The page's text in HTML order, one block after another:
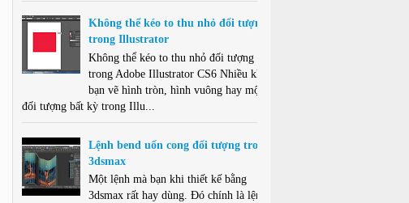
Không thể kéo to thu nhỏ đối tượng
trong Illustrator
Không thể kéo to thu nhỏ đối tượng
trong Adobe Illustrator CS6 Nhiều khi
bạn vẽ hình tròn, hình vuông hay một
đối tượng bất kỳ trong Illu...
Lệnh bend uốn cong đối tượng trong
3dsmax
Một lệnh mà bạn khi thiết kế bằng
3dsmax rất hay dùng. Đó chính là lệnh